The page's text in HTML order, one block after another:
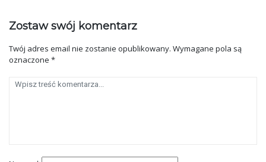
Zostaw swój komentarz
Twój adres email nie zostanie opublikowany. Wymagane pola są
oznaczone *